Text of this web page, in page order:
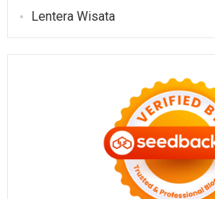
Lentera Wisata